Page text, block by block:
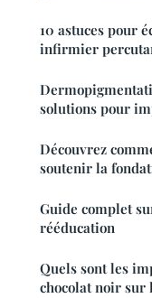
10 astuces pour
infirmier
solutions pour
Découvrez
soutenir la
Guide complet
rééducation
Quels sont les
chocolat noir sur